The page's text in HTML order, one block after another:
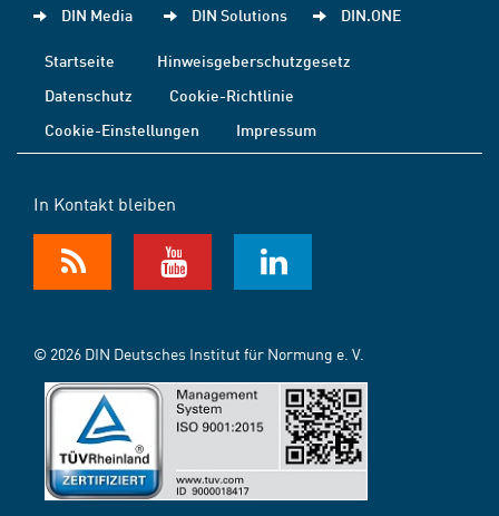
DIN Media DIN Solutions DIN.ONE
Startseite
Hinweisgeberschutzgesetz
Datenschutz
Cookie-Richtlinie
Cookie-Einstellungen
Impressum
In Kontakt bleiben
© 2026 DIN Deutsches Institut für Normung e. V.